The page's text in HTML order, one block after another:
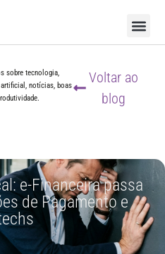
sobre tecnologia,
notícias, boas
Voltar ao
blog
e-Financeira passa
de Pagamento e